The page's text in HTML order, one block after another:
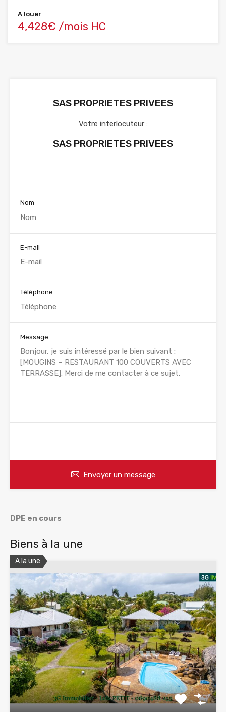
A louer
4,428€ /mois HC
SAS PROPRIETES PRIVEES
Votre interlocuteur :
SAS PROPRIETES PRIVEES
Nom
E-mail
Téléphone
Message
Envoyer un message
DPE en cours
Biens à la une
A la une